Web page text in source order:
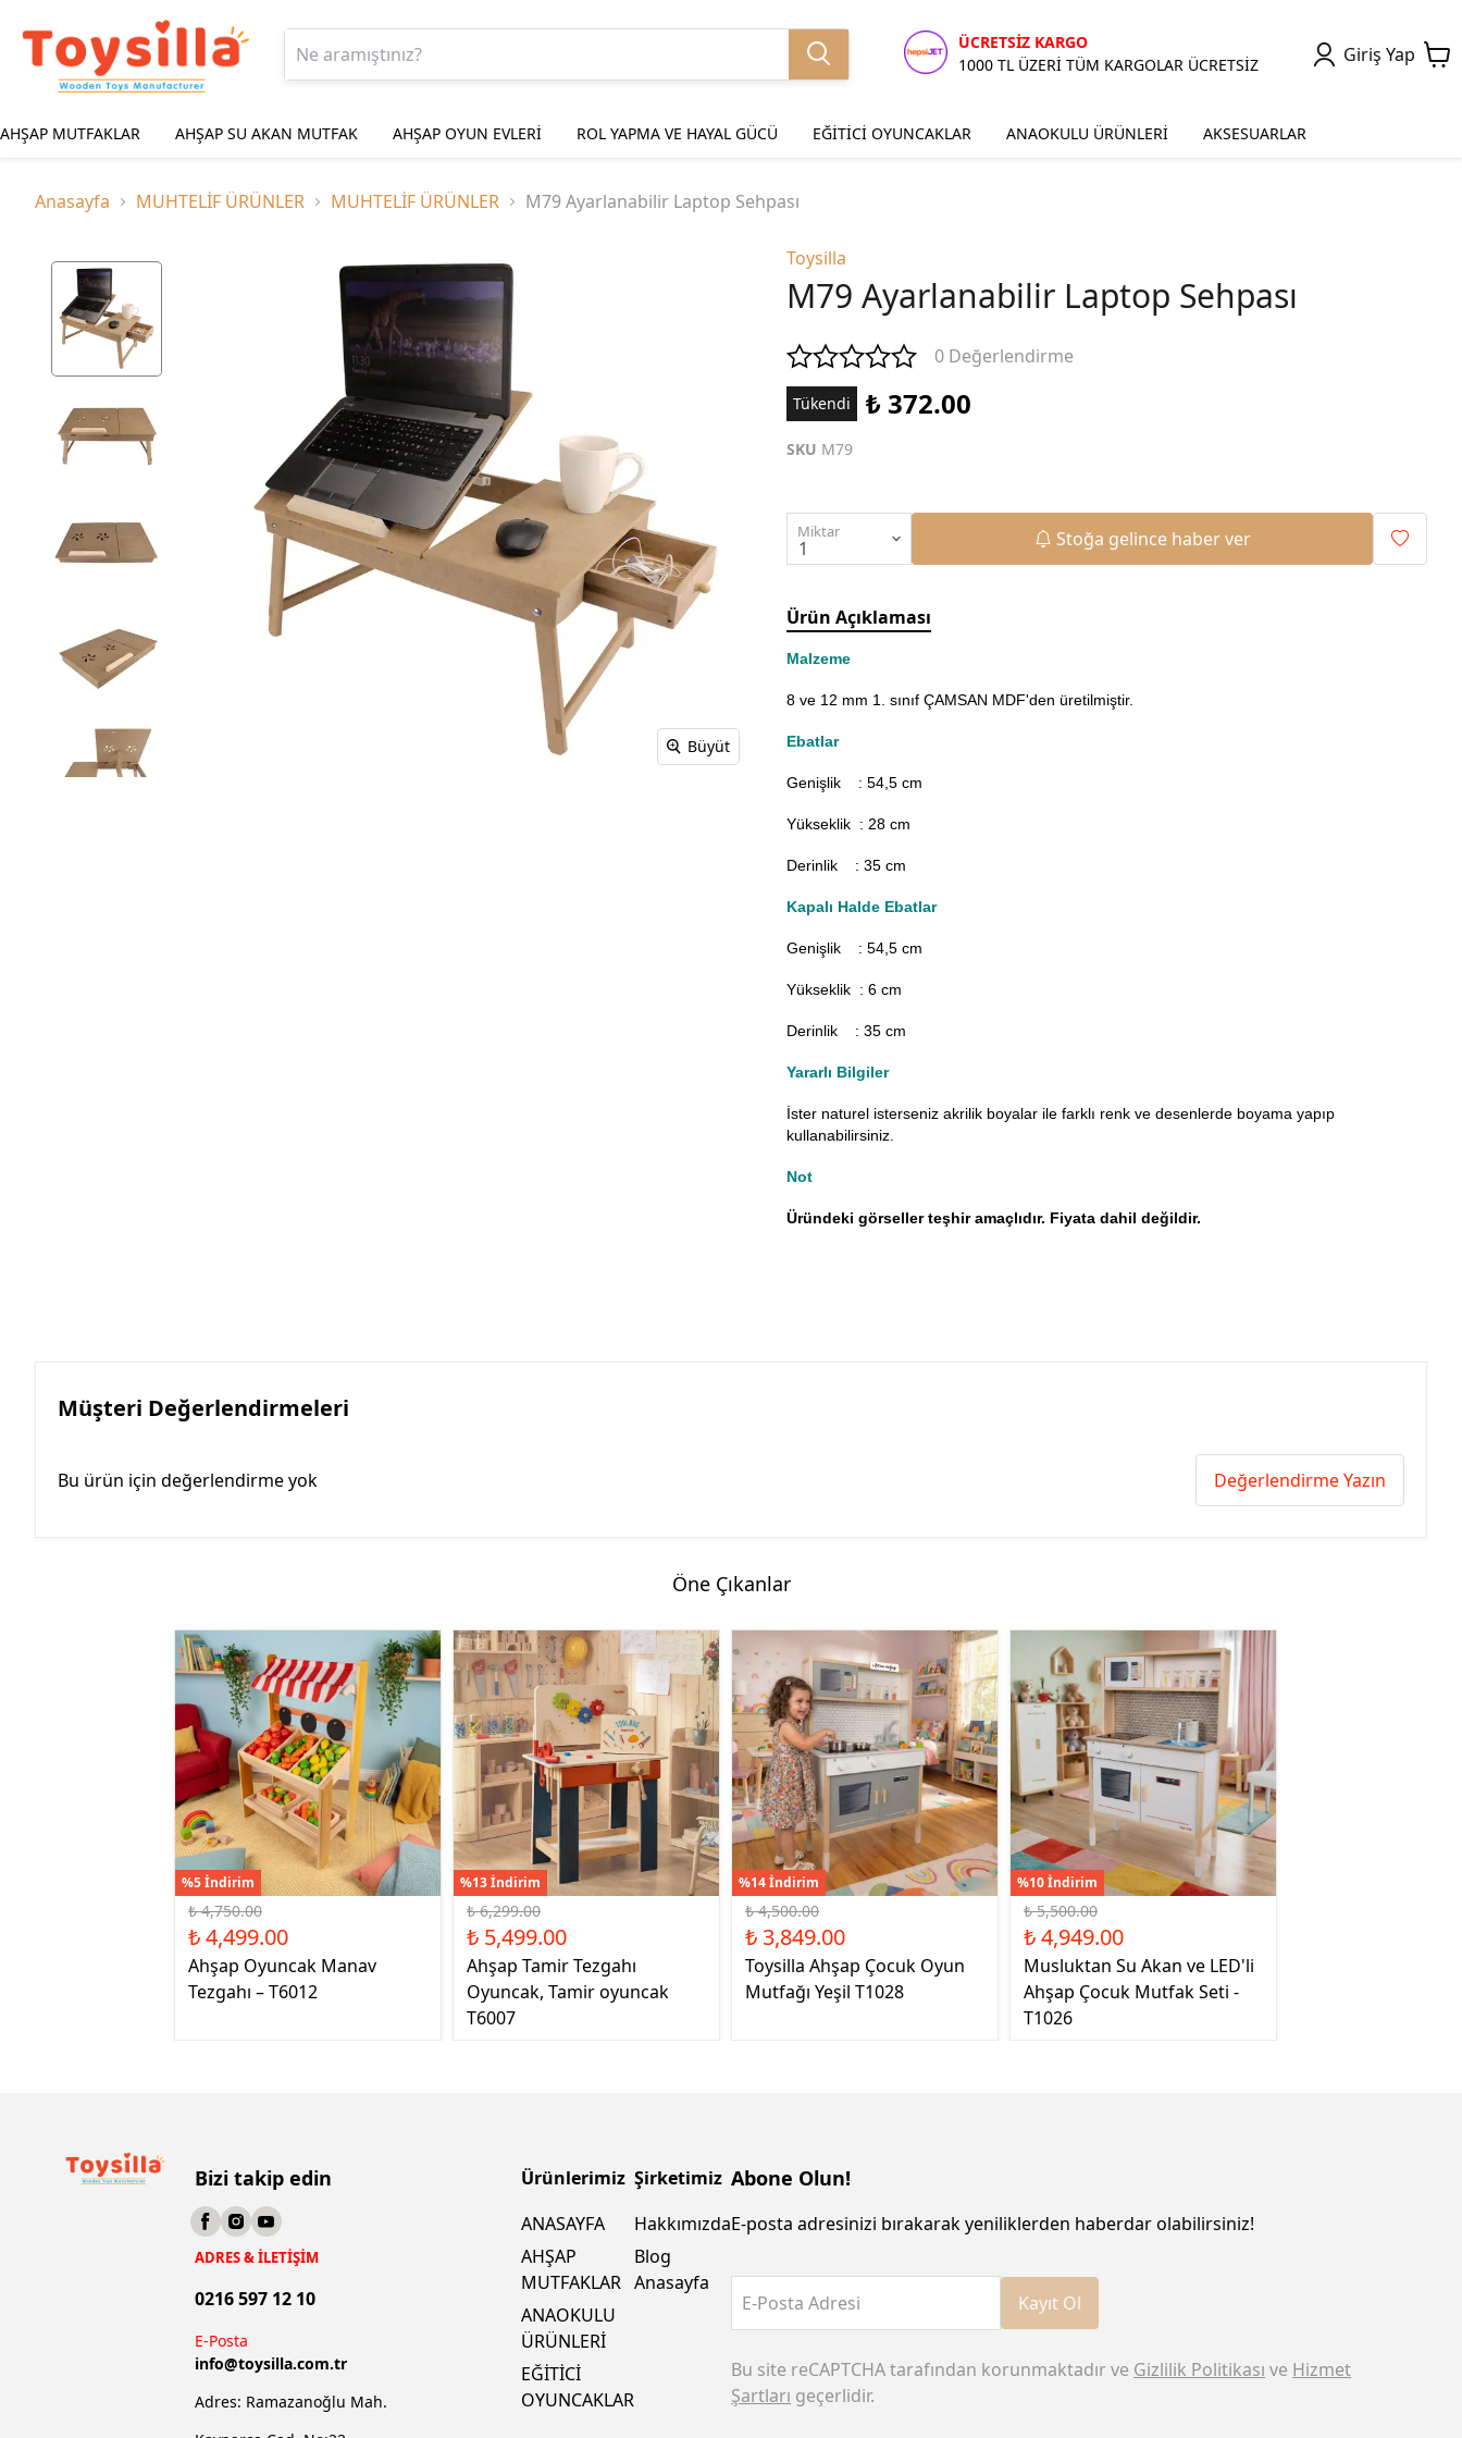
ÜCRETSİZ KARGO
1000 TL ÜZERİ TÜM KARGOLAR ÜCRETSİZ
Giriş Yap
AHŞAP MUTFAKLAR AHŞAP SU AKAN MUTFAK AHŞAP OYUN EVLERİ ROL YAPMA VE HAYAL GÜCÜ EĞİTİCİ OYUNCAKLAR ANAOKULU ÜRÜNLERİ AKSESUARLAR
Anasayfa MUHTELİF ÜRÜNLER MUHTELİF ÜRÜNLER M79 Ayarlanabilir Laptop Sehpası
Büyüt
Toysilla
M79 Ayarlanabilir Laptop Sehpası
0 Değerlendirme
Tükendi ₺ 372.00
SKU M79
Miktar Stoğa gelince haber ver
Ürün Açıklaması
Malzeme
8 ve 12 mm 1. sınıf ÇAMSAN MDF'den üretilmiştir.
Ebatlar
Genişlik : 54,5cm
Yükseklik : 28 cm
Derinlik : 35 cm
Kapalı Halde Ebatlar
Genişlik : 54,5cm
Yükseklik : 6 cm
Derinlik : 35 cm
Yararlı Bilgiler
İster naturel isterseniz akrilik boyalar ile farklı renk ve desenlerde boyama yapıp
kullanabilirsiniz.
Not
Üründeki görseller teşhir amaçlıdır. Fiyata dahil değildir.
Müşteri Değerlendirmeleri
Bu ürün için değerlendirme yok Değerlendirme Yazın
Öne Çıkanlar
%5 İndirim
₺ 4,750.00
₺ 4,499.00
Ahşap Oyuncak Manav
Tezgahı – T6012
%13 İndirim
₺ 6,299.00
₺ 5,499.00
Ahşap Tamir Tezgahı
Oyuncak, Tamir oyuncak
T6007
%14 İndirim
₺ 4,500.00
₺ 3,849.00
Toysilla Ahşap Çocuk Oyun
Mutfağı Yeşil T1028
%10 İndirim
₺ 5,500.00
₺ 4,949.00
Musluktan Su Akan ve LED'li
Ahşap Çocuk Mutfak Seti -
T1026
Bizi takip edin
ADRES & İLETİŞİM
0216 597 12 10
E-Posta
info@toysilla.com.tr
Adres: Ramazanoğlu Mah.
Ürünlerimiz
ANASAYFA
AHŞAP
MUTFAKLAR
ANAOKULU
ÜRÜNLERİ
EĞİTİCİ
OYUNCAKLAR
Şirketimiz
Hakkımızda
Blog
Anasayfa
Abone Olun!
E-posta adresinizi bırakarak yeniliklerden haberdar olabilirsiniz!
E-Posta Adresi Kayıt Ol
Bu site reCAPTCHA tarafından korunmaktadır ve Gizlilik Politikası ve Hizmet
Şartları geçerlidir.